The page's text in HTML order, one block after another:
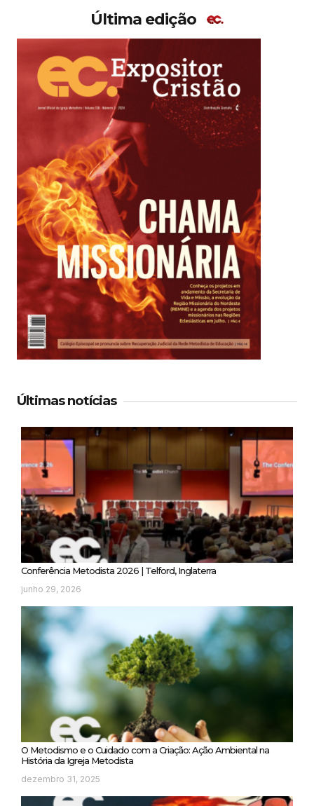
Última edição
Últimas notícias
Conferência Metodista 2026 | Telford, Inglaterra
junho 29, 2026
O Metodismo e o Cuidado com a Criação: Ação Ambiental na
História da Igreja Metodista
dezembro 31, 2025